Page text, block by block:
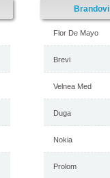
Brandovi
Flor De Mayo
Brevi
Velnea Med
Duga
Nokia
Prolom